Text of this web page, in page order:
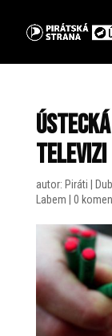
televizi
autor: Piráti
Labem
0